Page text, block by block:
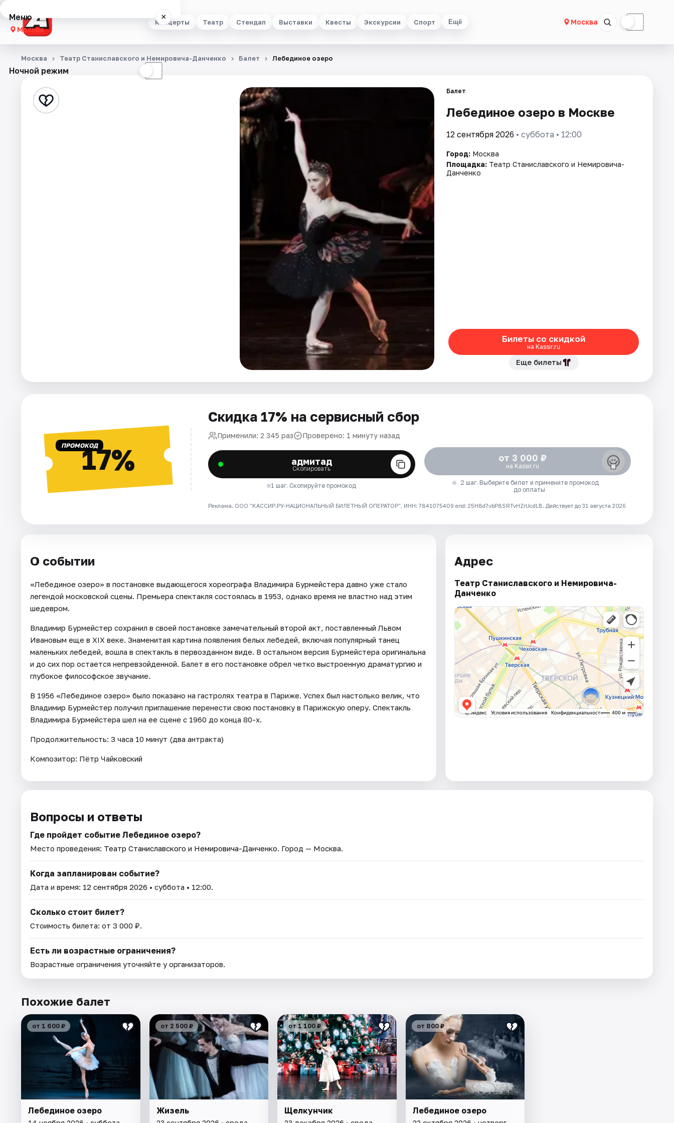
Концерты Театр Стендап Выставки Квесты Экскурсии Спорт Ещё Москва ☾
Меню ×
Москва
Концерты
Стендап
Ночной режим ☾
Москва Театр Станиславского и Немировича-Данченко Балет Лебединое озеро
Балет
Лебединое озеро в Москве
12 сентября 2026 • суббота • 12:00
Город: Москва
Площадка: Театр Станиславского и Немировича-
Данченко
Билеты со скидкой
на Kassir.ru
Еще билеты
ПРОМОКОД17%
Скидка 17% на сервисный сбор
Применили: 2 345 раз Проверено: 1 минуту назад
адмитад
Скопировать
1 шаг. Скопируйте промокод
от 3 000 ₽
на Kassir.ru
2 шаг. Выберите билет и примените промокод
до оплаты
Реклама. ООО "КАССИР.РУ-НАЦИОНАЛЬНЫЙ БИЛЕТНЫЙ ОПЕРАТОР", ИНН: 7841075409 erid: 25H8d7vbP8SRTvHZrUcdLB. Действует до 31 августа 2026
О событии
«Лебединое озеро» в постановке выдающегося хореографа Владимира Бурмейстера давно уже стало
легендой московской сцены. Премьера спектакля состоялась в 1953, однако время не властно над этим
шедевром.
Владимир Бурмейстер сохранил в своей постановке замечательный второй акт, поставленный Львом
Ивановым еще в XIX веке. Знаменитая картина появления белых лебедей, включая популярный танец
маленьких лебедей, вошла в спектакль в первозданном виде. В остальном версия Бурмейстера оригинальна
и до сих пор остается непревзойденной. Балет в его постановке обрел четко выстроенную драматургию и
глубокое философское звучание.
В 1956 «Лебединое озеро» было показано на гастролях театра в Париже. Успех был настолько велик, что
Владимир Бурмейстер получил приглашение перенести свою постановку в Парижскую оперу. Спектакль
Владимира Бурмейстера шел на ее сцене с 1960 до конца 80-х.
Продолжительность: 3 часа 10 минут (два антракта)
Композитор: Пётр Чайковский
Адрес
Театр Станиславского и Немировича-
Данченко
Вопросы и ответы
Где пройдет событие Лебединое озеро?
Место проведения: Театр Станиславского и Немировича-Данченко. Город — Москва.
Когда запланирован событие?
Дата и время: 12 сентября 2026 • суббота • 12:00.
Сколько стоит билет?
Стоимость билета: от 3 000 ₽.
Есть ли возрастные ограничения?
Возрастные ограничения уточняйте у организаторов.
Похожие балет
от 1 600 ₽
Лебединое озеро
от 2 500 ₽
Жизель
от 1 100 ₽
Щелкунчик
от 800 ₽
Лебединое озеро